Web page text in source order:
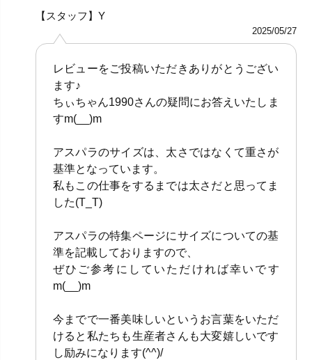
【スタッフ】Y
2025/05/27
レビューをご投稿いただきありがとうござい
ます♪
ちぃちゃん1990さんの疑問にお答えいたしま
すm(__)m
アスパラのサイズは、太さではなくて重さが
基準となっています。
私もこの仕事をするまでは太さだと思ってま
した(T_T)
アスパラの特集ページにサイズについての基
準を記載しておりますので、
ぜひご参考にしていただければ幸いです
m(__)m
今までで一番美味しいというお言葉をいただ
けると私たちも生産者さんも大変嬉しいです
し励みになります(^^)/